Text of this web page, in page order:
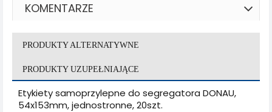
KOMENTARZE
PRODUKTY ALTERNATYWNE
PRODUKTY UZUPEŁNIAJĄCE
Etykiety samoprzylepne do segregatora DONAU,
54x153mm, jednostronne, 20szt.